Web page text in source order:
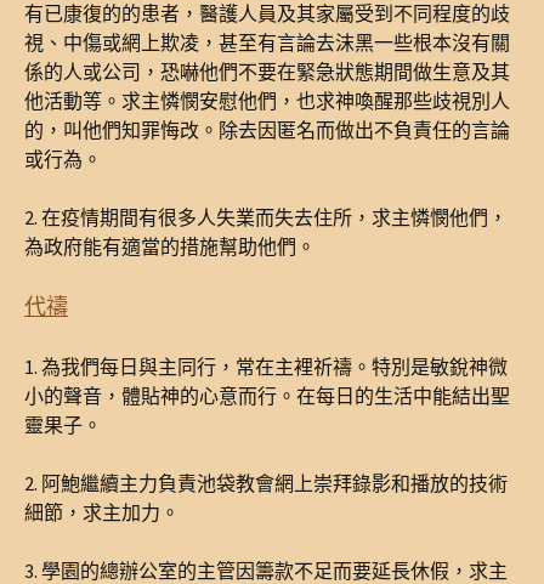
有已康復的的患者，醫護人員及其家屬受到不同程度的歧
視、中傷或網上欺凌，甚至有言論去沫黑一些根本沒有關
係的人或公司，恐嚇他們不要在緊急狀態期間做生意及其
他活動等。求主憐憫安慰他們，也求神喚醒那些歧視別人
的，叫他們知罪悔改。除去因匿名而做出不負責任的言論
或行為。
2. 在疫情期間有很多人失業而失去住所，求主憐憫他們，
為政府能有適當的措施幫助他們。
代禱
1. 為我們每日與主同行，常在主裡祈禱。特別是敏銳神微
小的聲音，體貼神的心意而行。在每日的生活中能結出聖
靈果子。
2. 阿鮑繼續主力負責池袋教會網上崇拜錄影和播放的技術
細節，求主加力。
3. 學園的總辦公室的主管因籌款不足而要延長休假，求主